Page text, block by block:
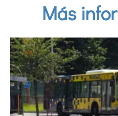
Más